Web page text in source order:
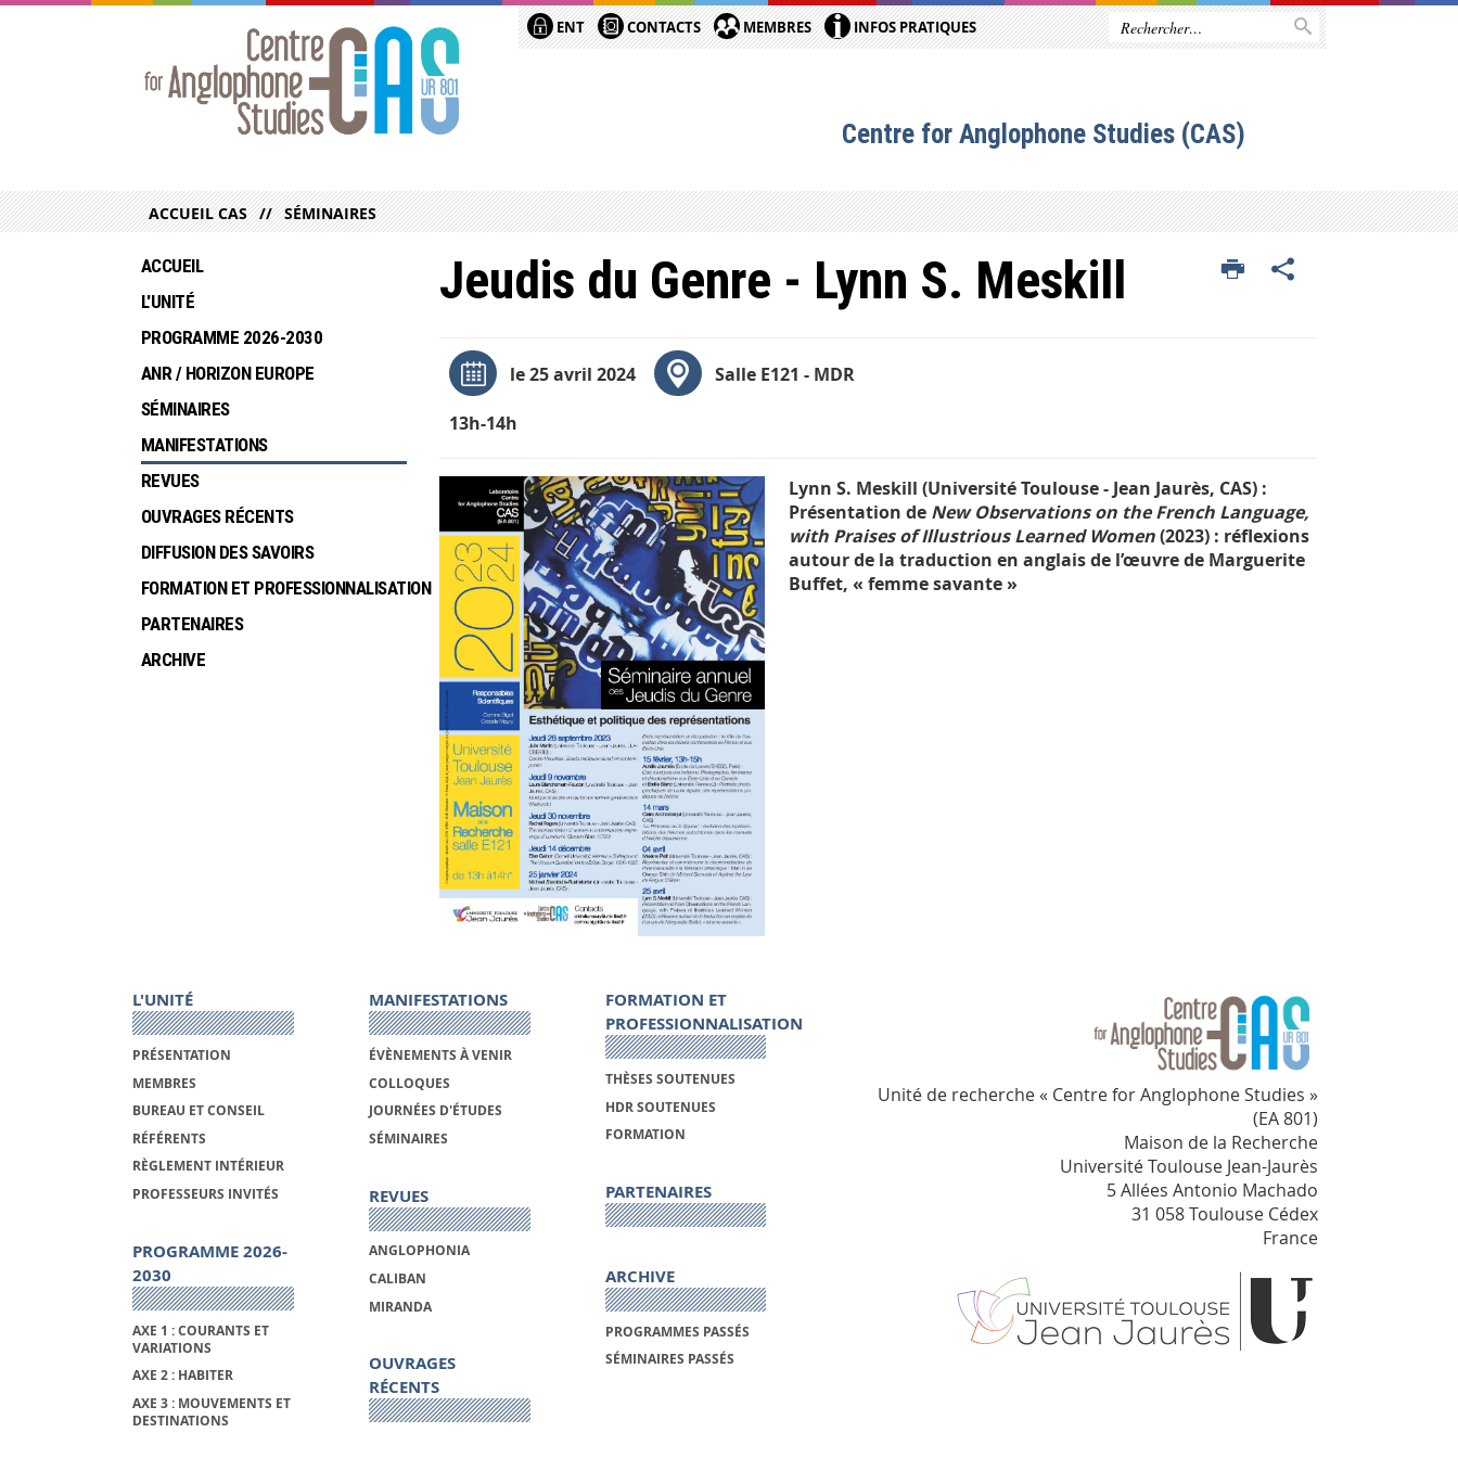
ENT CONTACTS MEMBRES INFOS PRATIQUES
Centre for Anglophone Studies (CAS)
ACCUEIL CAS SÉMINAIRES
Jeudis du Genre - Lynn S. Meskill
le 25 avril 2024
13h-14h
Salle E121 - MDR
Lynn S. Meskill (Université Toulouse - Jean Jaurès, CAS) :
Présentation de New Observations on the French Language,
with Praises of Illustrious Learned Women(2023) : réflexions
autour de la traduction en anglais de l’œuvre de Marguerite
Buffet, « femme savante »
ACCUEIL
L'UNITÉ
PROGRAMME 2026-2030
ANR / HORIZON EUROPE
SÉMINAIRES
MANIFESTATIONS
REVUES
OUVRAGES RÉCENTS
DIFFUSION DES SAVOIRS
FORMATION ET PROFESSIONNALISATION
PARTENAIRES
ARCHIVE
L'UNITÉ
PRÉSENTATION
MEMBRES
BUREAU ET CONSEIL
RÉFÉRENTS
RÈGLEMENT INTÉRIEUR
PROFESSEURS INVITÉS
PROGRAMME 2026-
2030
AXE 1 : COURANTS ET
VARIATIONS
AXE 2 : HABITER
AXE 3 : MOUVEMENTS ET
DESTINATIONS
MANIFESTATIONS
ÉVÈNEMENTS À VENIR
COLLOQUES
JOURNÉES D'ÉTUDES
SÉMINAIRES
REVUES
ANGLOPHONIA
CALIBAN
MIRANDA
OUVRAGES
RÉCENTS
FORMATION ET
PROFESSIONNALISATION
THÈSES SOUTENUES
HDR SOUTENUES
FORMATION
PARTENAIRES
ARCHIVE
PROGRAMMES PASSÉS
SÉMINAIRES PASSÉS
Unité de recherche « Centre for Anglophone Studies »
(EA 801)
Maison de la Recherche
Université Toulouse Jean-Jaurès
5 Allées Antonio Machado
31 058 Toulouse Cédex
France